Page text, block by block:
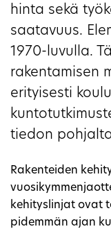
hinta sekä
saatavuus.
1970-luvulla.
rakentamisen
erityisesti
tiedon pohjalta.
Rakenteiden
kehityslinjat ovat
pidemmän ajan